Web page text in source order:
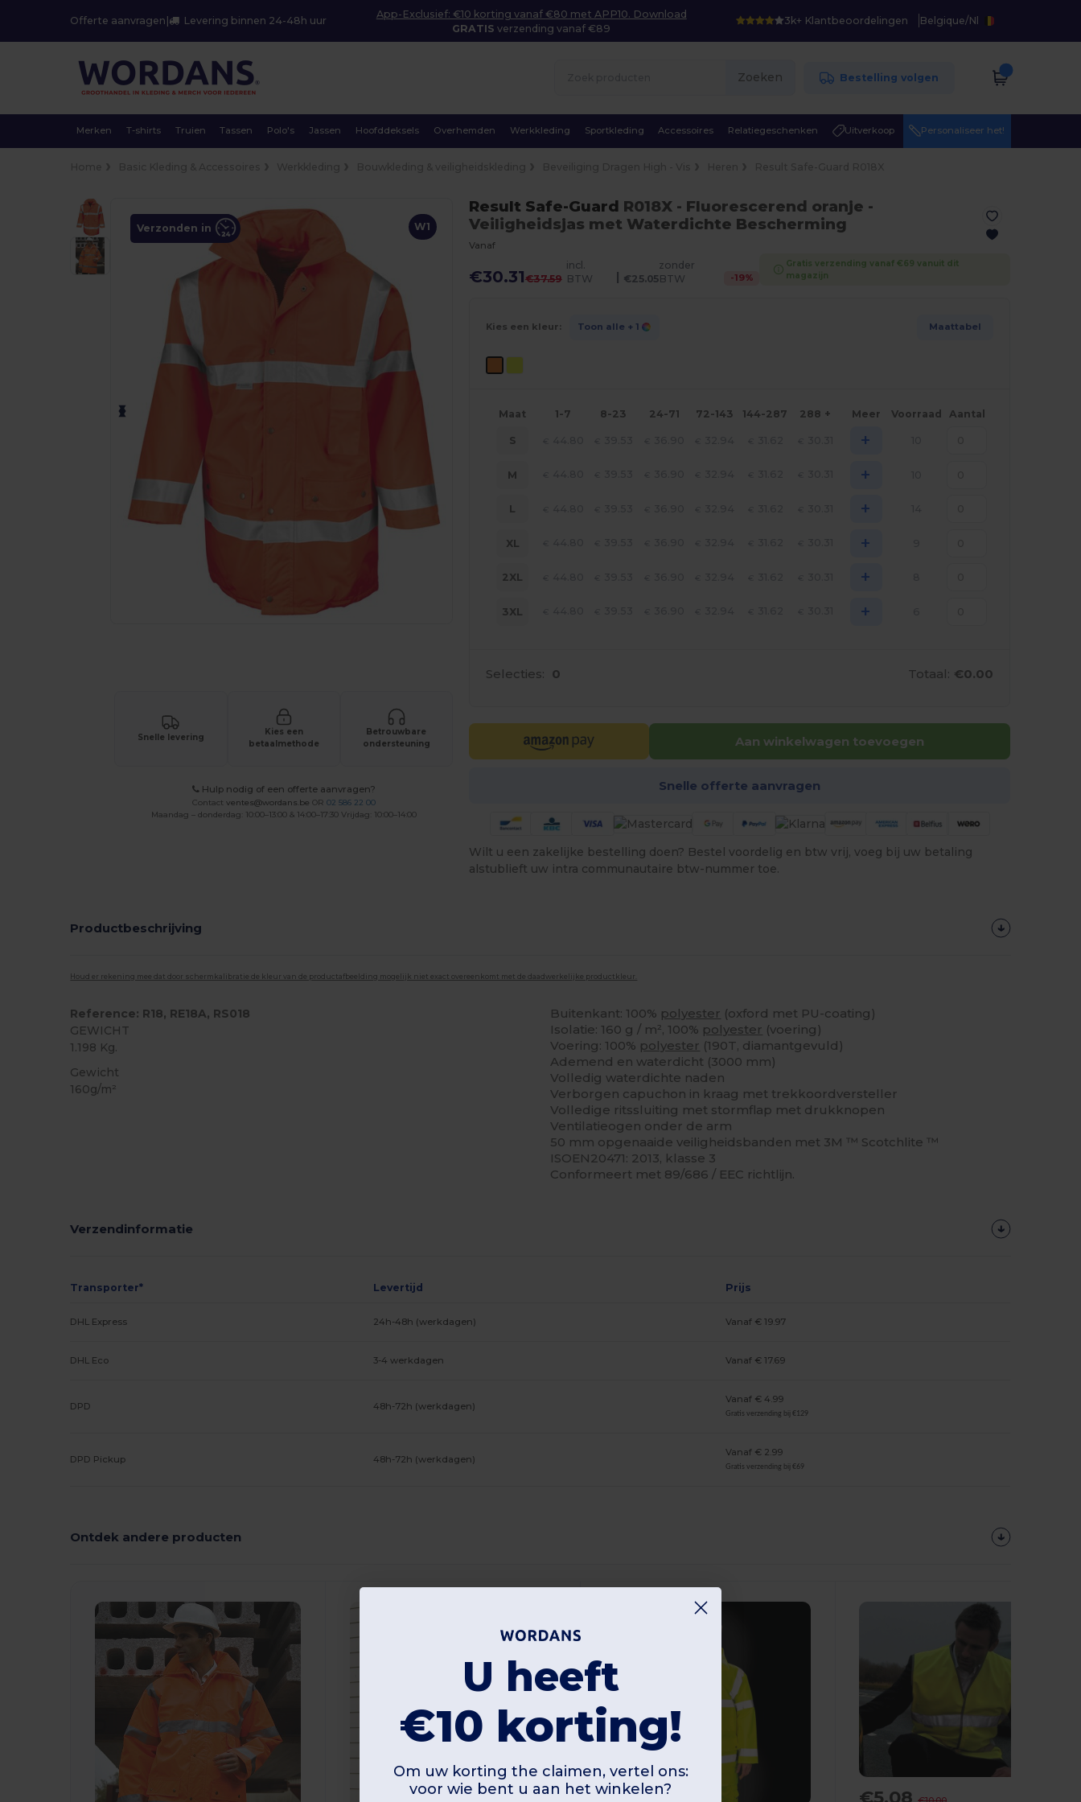
Offerte aanvragen Levering binnen 24-48h uur
App-Exclusief: €10 korting vanaf €80 met APP10. Download
GRATIS verzending vanaf €89
3k+ Klantbeoordelingen Belgique/Nl
Zoeken Bestelling volgen
Merken T-shirts Truien Tassen Polo's Jassen Hoofddeksels Overhemden Werkkleding Sportkleding Accessoires Relatiegeschenken Uitverkoop Personaliseer het!
W1
Verzonden in
Snelle levering
Kies een
betaalmethode
Betrouwbare
ondersteuning
Hulp nodig of een offerte aanvragen?
Contact ventes@wordans.be OR 02 586 22 00
Maandag – donderdag: 10:00–13:00 & 14:00–17:30 Vrijdag: 10:00–14:00
Result Safe-Guard R018X - Fluorescerend oranje -
Veiligheidsjas met Waterdichte Bescherming
Vanaf
€30.31€37.59
incl.
BTW
| €25.05
zonder
BTW
-19%
Gratis verzending vanaf €69 vanuit dit
magazijn
Kies een kleur: Toon alle + 1 Maattabel
Maat 1-7 8-23 24-71 72-143 144-287 288 + Meer Voorraad Aantal
S +
M +
L +
XL +
2XL +
3XL +
Selecties: 0 Totaal: €0.00
Aan winkelwagen toevoegen
Snelle offerte aanvragen
Wilt u een zakelijke bestelling doen? Bestel voordelig en btw vrij, voeg bij uw betaling
alstublieft uw intra communautaire btw-nummer toe.
Productbeschrijving
Houd er rekening mee dat door schermkalibratie de kleur van de productafbeelding mogelijk niet exact overeenkomt met de daadwerkelijke productkleur.
Reference: R18, RE18A, RS018
GEWICHT
1.198 Kg.
Gewicht
160g/m²
Buitenkant: 100% polyester (oxford met PU-coating)
Isolatie: 160 g / m², 100% polyester (voering)
Voering: 100% polyester (190T, diamantgevuld)
Ademend en waterdicht (3000 mm)
Volledig waterdichte naden
Verborgen capuchon in kraag met trekkoordversteller
Volledige ritssluiting met stormflap met drukknopen
Ventilatieogen onder de arm
50 mm opgenaaide veiligheidsbanden met 3M ™ Scotchlite ™
ISOEN20471: 2013, klasse 3
Conformeert met 89/686 / EEC richtlijn.
Verzendinformatie
Transporter* Levertijd Prijs
DHL Express 24h-48h (werkdagen) Vanaf € 19.97
DHL Eco 3-4 werkdagen Vanaf € 17.69
DPD 48h-72h (werkdagen)
Vanaf € 4.99
Gratis verzending bij €129
DPD Pickup 48h-72h (werkdagen)
Vanaf € 2.99
Gratis verzending bij €69
Ontdek andere producten
€5.08
U heeft
€10 korting!
Om uw korting the claimen, vertel ons:
voor wie bent u aan het winkelen?